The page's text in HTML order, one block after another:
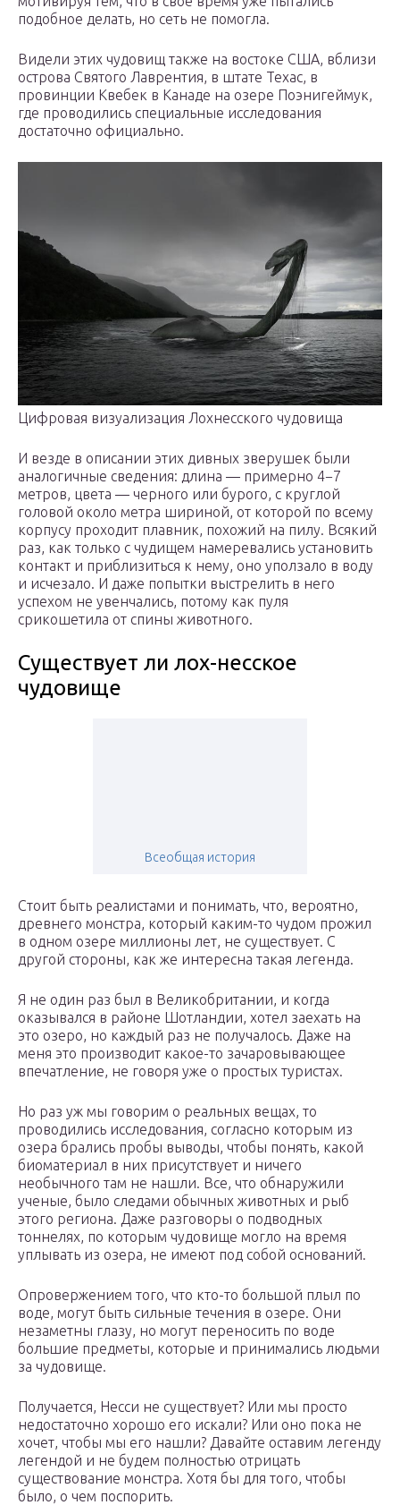
подобное делать, но сеть не помогла.
Видели этих чудовищ также на востоке США, вблизи
острова Святого Лаврентия, в штате Техас, в
провинции Квебек в Канаде на озере Поэнигеймук,
где проводились специальные исследования
достаточно официально.
Цифровая визуализация Лохнесского чудовища
И везде в описании этих дивных зверушек были
аналогичные сведения: длина — примерно 4−7
метров, цвета — черного или бурого, с круглой
головой около метра шириной, от которой по всему
корпусу проходит плавник, похожий на пилу. Всякий
раз, как только с чудищем намеревались установить
контакт и приблизиться к нему, оно уползало в воду
и исчезало. И даже попытки выстрелить в него
успехом не увенчались, потому как пуля
срикошетила от спины животного.
Существует ли лох-несское
чудовище
Всеобщая история
Стоит быть реалистами и понимать, что, вероятно,
древнего монстра, который каким-то чудом прожил
в одном озере миллионы лет, не существует. С
другой стороны, как же интересна такая легенда.
Я не один раз был в Великобритании, и когда
оказывался в районе Шотландии, хотел заехать на
это озеро, но каждый раз не получалось. Даже на
меня это производит какое-то зачаровывающее
впечатление, не говоря уже о простых туристах.
Но раз уж мы говорим о реальных вещах, то
проводились исследования, согласно которым из
озера брались пробы выводы, чтобы понять, какой
биоматериал в них присутствует и ничего
необычного там не нашли. Все, что обнаружили
ученые, было следами обычных животных и рыб
этого региона. Даже разговоры о подводных
тоннелях, по которым чудовище могло на время
уплывать из озера, не имеют под собой оснований.
Опровержением того, что кто-то большой плыл по
воде, могут быть сильные течения в озере. Они
незаметны глазу, но могут переносить по воде
большие предметы, которые и принимались людьми
за чудовище.
Получается, Несси не существует? Или мы просто
недостаточно хорошо его искали? Или оно пока не
хочет, чтобы мы его нашли? Давайте оставим легенду
легендой и не будем полностью отрицать
существование монстра. Хотя бы для того, чтобы
было, о чем поспорить.